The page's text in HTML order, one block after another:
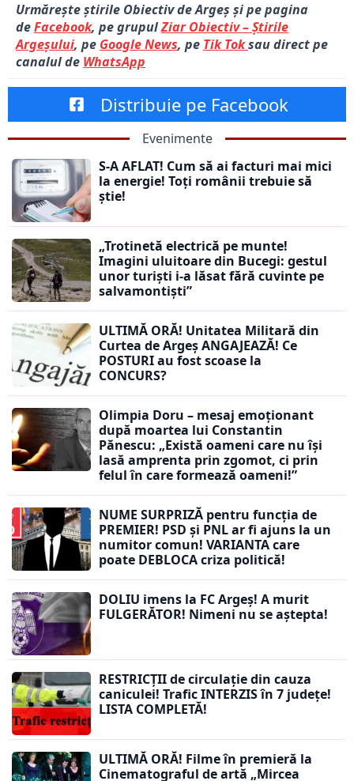
Urmărește știrile Obiectiv de Argeș și pe pagina
deFacebook, pe grupulZiar Obiectiv – Știrile
Argeșului, pe Google News, pe Tik Toksau direct pe
canalul de WhatsApp
Distribuie pe Facebook
Evenimente
S-A AFLAT! Cum să ai facturi mai mici
la energie! Toți românii trebuie să
știe!
„Trotinetă electrică pe munte!
Imagini uluitoare din Bucegi: gestul
unor turiști i-a lăsat fără cuvinte pe
salvamontiști”
ULTIMĂ ORĂ! Unitatea Militară din
Curtea de Argeș ANGAJEAZĂ! Ce
POSTURI au fost scoase la
CONCURS?
Olimpia Doru – mesaj emoționant
după moartea lui Constantin
Pănescu: „Există oameni care nu își
lasă amprenta prin zgomot, ci prin
felul în care formează oameni!”
NUME SURPRIZĂ pentru funcția de
PREMIER! PSD și PNL ar fi ajuns la un
numitor comun! VARIANTA care
poate DEBLOCA criza politică!
DOLIU imens la FC Argeș! A murit
FULGERĂTOR! Nimeni nu se aștepta!
RESTRICȚII de circulație din cauza
caniculei! Trafic INTERZIS în 7 județe!
LISTA COMPLETĂ!
ULTIMĂ ORĂ! Filme în premieră la
Cinematograful de artă „Mircea